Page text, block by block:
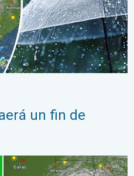
un fin de
avanza hacia el oeste. ¿A